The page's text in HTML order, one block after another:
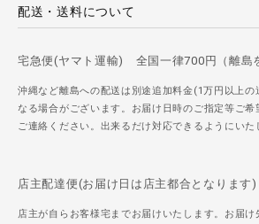
配送・送料について
宅急便(ヤマト運輸) 全国一律700円（離島
沖縄など離島への配送は別途追加料金(1万円以上の
なる場合がございます。お届け日時のご指定等ご
ご連絡ください。出来るだけ対応できるようにいた
店主配達便(お届け日は店主都合となります)
店主が自らお客様宅までお届けいたします。お届